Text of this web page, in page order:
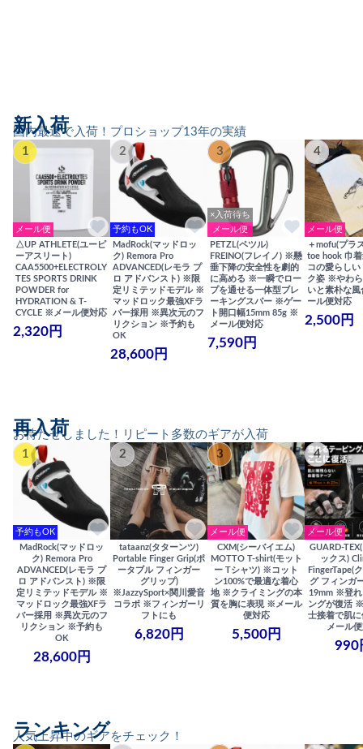
国内最速で入荷！プロショップ13年の実績
新入荷
1
メール便
△UP ATHLETE(ユーピ
ーアスリート)
CAA5500+ELECTROLY
TES SPORTS DRINK
POWDER for
HYDRATION & T-
CYCLE ※メール便対応
2,320円
2
予約もOK
MadRock(マッドロッ
ク) Remora Pro
ADVANCED(レモラ プ
ロ アドバンスト) ※限
定リミテッドモデル ※
マッドロック最強XFラ
バー採用 ※異次元のフ
リクション ※予約も
OK
28,600円
3
×入荷待ち
メール便
PETZL(ペツル)
FREINO(フレイノ) ※懸
垂下降の安全性を劇的
に高める ※一瞬でロー
プを通せる一体型ブレ
ーキングスパー ※ゲー
ト開口幅15mm 85g ※
メール便対応
7,590円
4
メール便
＋mofu(プラ
toe hook 巾
コの愛らしい
ク姿 ※やわ
いと素朴な
ール便対応
2,500円
お待たせしました！リピート多数のギアが入荷
再入荷
1
予約もOK
MadRock(マッドロッ
ク) Remora Pro
ADVANCED(レモラ プ
ロ アドバンスト) ※限
定リミテッドモデル ※
マッドロック最強XFラ
バー採用 ※異次元のフ
リクション ※予約も
OK
28,600円
2
tataanz(タターンツ)
Portable Finger Grip(ポ
ータブル フィンガー
グリップ)
※JazzySport×関川愛音
コラボ ※フィンガーリ
フトにも
6,820円
3
メール便
CXM(シーバイエム)
MOTTO T-shirt(モット
ー Tシャツ) ※コット
ン100%で最適な着心
地 ※クライミングの本
質を胸に表現 ※メール
便対応
5,500円
4
メール便
GUARD-
ックス)
FingerTape(
グ フィンガ
19mm ※登れ
ングが復活
士接着で肌
メール
990
人気上昇中のギアをチェック！
ランキング